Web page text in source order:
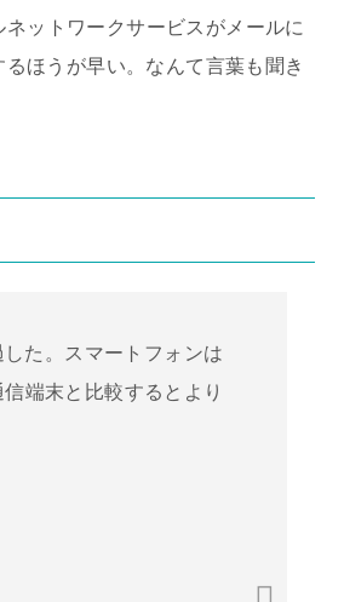
ットワークサービスがメールに
ほうが早い。なんて言葉も聞き
た。スマートフォンは
端末と比較するとより